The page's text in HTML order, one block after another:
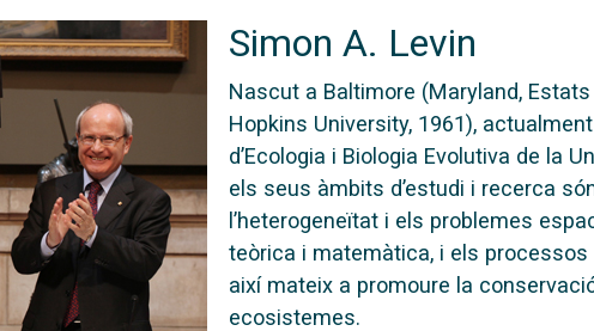
Simon A. Levin
Nascut a Baltimore (Maryland,
Hopkins University, 1961),
d’Ecologia i Biologia Evolutiva de la
els seus àmbits d’estudi i recerca
l’heterogeneïtat i els problemes
teòrica i matemàtica, i els processos
així mateix a promoure la
ecosistemes.